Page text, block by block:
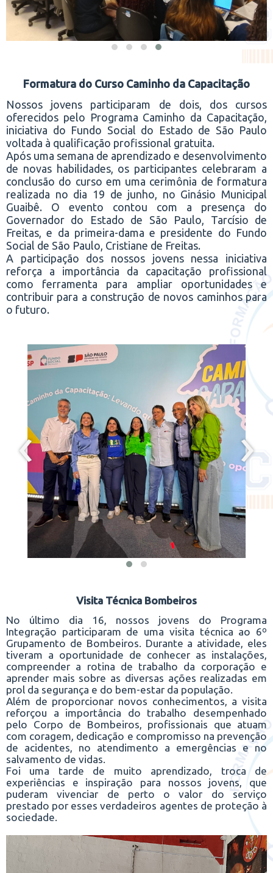
Formatura do Curso Caminho da Capacitação
Nossos jovens participaram de dois, dos cursos
oferecidos pelo Programa Caminho da Capacitação,
iniciativa do Fundo Social do Estado de São Paulo
voltada à qualificação profissional gratuita.
Após uma semana de aprendizado e desenvolvimento
de novas habilidades, os participantes celebraram a
conclusão do curso em uma cerimônia de formatura
realizada no dia 19 de junho, no Ginásio Municipal
Guaibê. O evento contou com a presença do
Governador do Estado de São Paulo, Tarcísio de
Freitas, e da primeira-dama e presidente do Fundo
Social de São Paulo, Cristiane de Freitas.
A participação dos nossos jovens nessa iniciativa
reforça a importância da capacitação profissional
como ferramenta para ampliar oportunidades e
contribuir para a construção de novos caminhos para
o futuro.
‹ ›
Visita Técnica Bombeiros
No último dia 16, nossos jovens do Programa
Integração participaram de uma visita técnica ao 6º
Grupamento de Bombeiros. Durante a atividade, eles
tiveram a oportunidade de conhecer as instalações,
compreender a rotina de trabalho da corporação e
aprender mais sobre as diversas ações realizadas em
prol da segurança e do bem-estar da população.
Além de proporcionar novos conhecimentos, a visita
reforçou a importância do trabalho desempenhado
pelo Corpo de Bombeiros, profissionais que atuam
com coragem, dedicação e compromisso na prevenção
de acidentes, no atendimento a emergências e no
salvamento de vidas.
Foi uma tarde de muito aprendizado, troca de
experiências e inspiração para nossos jovens, que
puderam vivenciar de perto o valor do serviço
prestado por esses verdadeiros agentes de proteção à
sociedade.